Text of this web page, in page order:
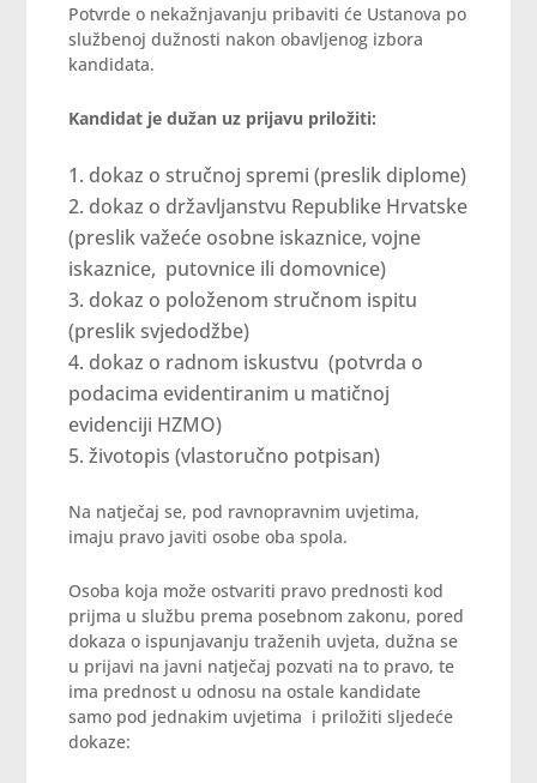
Potvrde o nekažnjavanju pribaviti će Ustanova po
službenoj dužnosti nakon obavljenog izbora
kandidata.
Kandidat je dužan uz prijavu priložiti:
dokaz o stručnoj spremi (preslik diplome)
dokaz o državljanstvu Republike Hrvatske
(preslik važeće osobne iskaznice, vojne
iskaznice, putovnice ili domovnice)
dokaz o položenom stručnom ispitu
(preslik svjedodžbe)
dokaz o radnom iskustvu (potvrda o
podacima evidentiranim u matičnoj
evidenciji HZMO)
životopis (vlastoručno potpisan)
Na natječaj se, pod ravnopravnim uvjetima,
imaju pravo javiti osobe oba spola.
Osoba koja može ostvariti pravo prednosti kod
prijma u službu prema posebnom zakonu, pored
dokaza o ispunjavanju traženih uvjeta, dužna se
u prijavi na javni natječaj pozvati na to pravo, te
ima prednost u odnosu na ostale kandidate
samo pod jednakim uvjetima i priložiti sljedeće
dokaze: